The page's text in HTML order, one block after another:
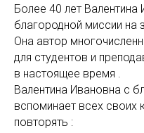
Более 40 лет Валентина
благородной миссии на
Она автор
для студентов и
в настоящее время .
Валентина Ивановна с
вспоминает всех своих
повторять :